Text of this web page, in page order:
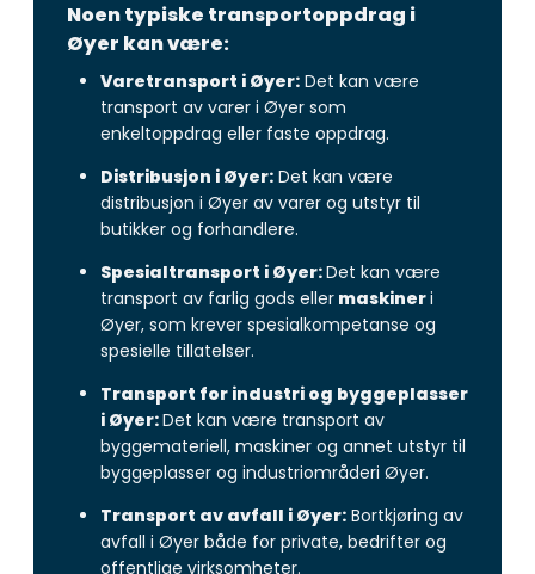
Noen typiske transportoppdrag i
Øyer kan være:
Varetransport i Øyer: Det kan være
transport av varer i Øyer som
enkeltoppdrag eller faste oppdrag.
Distribusjon i Øyer: Det kan være
distribusjon i Øyer av varer og utstyr til
butikker og forhandlere.
Spesialtransport i Øyer:Det kan være
transport av farlig gods eller maskineri
Øyer, som krever spesialkompetanse og
spesielle tillatelser.
Transport for industri og byggeplasser
i Øyer:Det kan være transport av
byggemateriell, maskiner og annet utstyr til
byggeplasser og industriområderi Øyer.
Transport av avfall i Øyer: Bortkjøring av
avfall i Øyer både for private, bedrifter og
offentlige virksomheter.